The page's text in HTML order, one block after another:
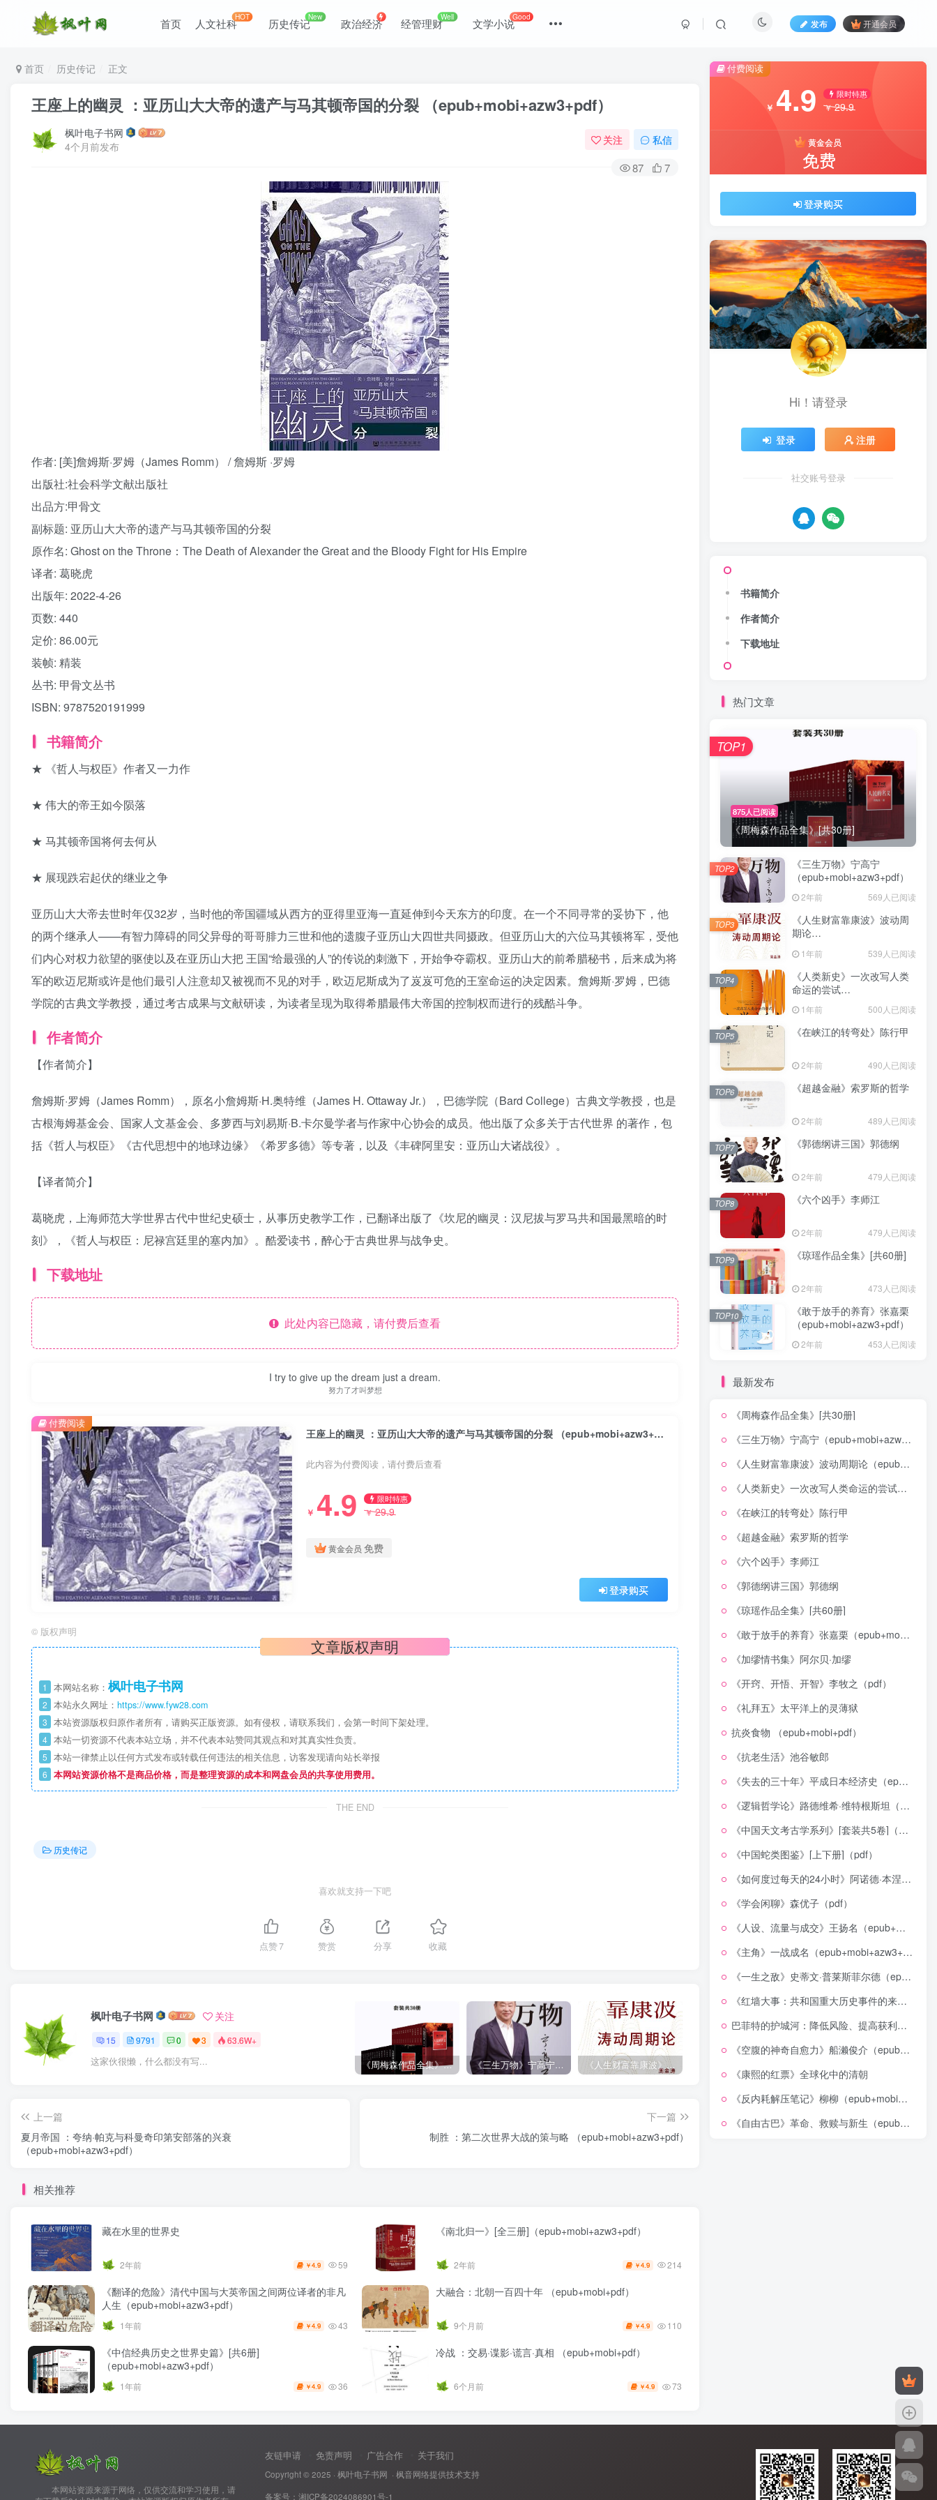
首页 人文社科HOT 历史传记New 政治经济 经管理财Well 文学小说Good
发布 开通会员
首页 历史传记 正文
王座上的幽灵 ：亚历山大大帝的遗产与马其顿帝国的分裂 （epub+mobi+azw3+pdf）
枫叶电子书网
4个月前发布
关注 私信
87 7
作者: [美]詹姆斯·罗姆（James Romm） / 詹姆斯 ·罗姆
出版社:社会科学文献出版社
出品方:甲骨文
副标题: 亚历山大大帝的遗产与马其顿帝国的分裂
原作名: Ghost on the Throne：The Death of Alexander the Great and the Bloody Fight for His Empire
译者: 葛晓虎
出版年: 2022-4-26
页数: 440
定价: 86.00元
装帧: 精装
丛书: 甲骨文丛书
ISBN: 9787520191999
书籍简介
★ 《哲人与权臣》作者又一力作
★ 伟大的帝王如今陨落
★ 马其顿帝国将何去何从
★ 展现跌宕起伏的继业之争
亚历山大大帝去世时年仅32岁，当时他的帝国疆域从西方的亚得里亚海一直延伸到今天东方的印度。在一个不同寻常的妥协下，他
的两个继承人——有智力障碍的同父异母的哥哥腓力三世和他的遗腹子亚历山大四世共同摄政。但亚历山大的六位马其顿将军，受他
们内心对权力欲望的驱使以及在亚历山大把 王国“给最强的人”的传说的刺激下，开始争夺霸权。亚历山大的前希腊秘书，后来成为将
军的欧迈尼斯或许是他们最引人注意却又被视而不见的对手，欧迈尼斯成为了岌岌可危的王室命运的决定因素。詹姆斯·罗姆，巴德
学院的古典文学教授，通过考古成果与文献研读，为读者呈现为取得希腊最伟大帝国的控制权而进行的残酷斗争。
作者简介
【作者简介】
詹姆斯·罗姆（James Romm），原名小詹姆斯·H.奥特维（James H. Ottaway Jr.），巴德学院（Bard College）古典文学教授，也是
古根海姆基金会、国家人文基金会、多萝西与刘易斯·B.卡尔曼学者与作家中心协会的成员。他出版了众多关于古代世界 的著作，包
括《哲人与权臣》《古代思想中的地球边缘》《希罗多德》等专著，以及《丰碑阿里安：亚历山大诸战役》。
【译者简介】
葛晓虎，上海师范大学世界古代中世纪史硕士，从事历史教学工作，已翻译出版了《坎尼的幽灵：汉尼拔与罗马共和国最黑暗的时
刻》，《哲人与权臣：尼禄宫廷里的塞内加》。酷爱读书，醉心于古典世界与战争史。
下载地址
此处内容已隐藏，请付费后查看
I try to give up the dream just a dream.
努力了才叫梦想
王座上的幽灵 ：亚历山大大帝的遗产与马其顿帝国的分裂 （epub+mobi+azw3+pdf）
此内容为付费阅读，请付费后查看
￥ 4.9 限时特惠
￥29.9
黄金会员 免费
登录购买
付费阅读
© 版权声明
文章版权声明
1 本网站名称： 枫叶电子书网
2 本站永久网址： https://www.fyw28.com
3 本站资源版权归原作者所有，请购买正版资源。如有侵权，请联系我们，会第一时间下架处理。
4 本站一切资源不代表本站立场，并不代表本站赞同其观点和对其真实性负责。
5 本站一律禁止以任何方式发布或转载任何违法的相关信息，访客发现请向站长举报
6 本网站资源价格不是商品价格，而是整理资源的成本和网盘会员的共享使用费用。
THE END
历史传记
喜欢就支持一下吧
点赞7 赞赏 分享 收藏
枫叶电子书网 关注
15 9791 0 3 63.6W+
这家伙很懒，什么都没有写... 《周梅森作品全集》[共30册] 《三生万物》宁高宁（epub+mobi+azw3+pdf） 《人生财富靠康波》波动周期论（epub+mobi+azw3+pdf）
上一篇
夏月帝国 ：夸纳·帕克与科曼奇印第安部落的兴衰
（epub+mobi+azw3+pdf）
下一篇
制胜 ：第二次世界大战的策与略 （epub+mobi+azw3+pdf）
相关推荐
藏在水里的世界史
2年前 ￥4.9 59
《南北归一》[全三册]（epub+mobi+azw3+pdf）
2年前 ￥4.9 214
《翻译的危险》清代中国与大英帝国之间两位译者的非凡
人生（epub+mobi+azw3+pdf）
1年前 ￥4.9 43
大融合：北朝一百四十年 （epub+mobi+pdf）
9个月前 ￥4.9 110
《中信经典历史之世界史篇》[共6册]
（epub+mobi+azw3+pdf）
1年前 ￥4.9 36
冷战 ：交易·谍影·谎言·真相 （epub+mobi+pdf）
6个月前 ￥4.9 73
付费阅读
￥ 4.9 限时特惠
￥29.9
黄金会员
免费
登录购买
Hi！请登录
登录 注册
社交账号登录
书籍简介
作者简介
下载地址
热门文章
875人已阅读
《周梅森作品全集》[共30册]
TOP1
《三生万物》宁高宁
（epub+mobi+azw3+pdf）
2年前 569人已阅读
TOP2
《人生财富靠康波》波动周
期论
1年前 539人已阅读
TOP3
《人类新史》一次改写人类
命运的尝试
1年前 500人已阅读
TOP4
《在峡江的转弯处》陈行甲
2年前 490人已阅读
TOP5
《超越金融》索罗斯的哲学
2年前 489人已阅读
TOP6
《郭德纲讲三国》郭德纲
2年前 479人已阅读
TOP7
《六个凶手》李师江
2年前 479人已阅读
TOP8
《琼瑶作品全集》[共60册]
2年前 473人已阅读
TOP9
《敢于放手的养育》张嘉栗
（epub+mobi+azw3+pdf）
2年前 453人已阅读
TOP10
最新发布
《周梅森作品全集》[共30册]
《三生万物》宁高宁（epub+mobi+azw3+pdf）
《人生财富靠康波》波动周期论（epub+mobi+azw3+pdf）
《人类新史》一次改写人类命运的尝试（epub+mobi+azw3+pdf）
《在峡江的转弯处》陈行甲
《超越金融》索罗斯的哲学
《六个凶手》李师江
《郭德纲讲三国》郭德纲
《琼瑶作品全集》[共60册]
《敢于放手的养育》张嘉栗（epub+mobi+azw3+pdf）
《加缪情书集》阿尔贝·加缪
《开窍、开悟、开智》李牧之（pdf）
《礼拜五》太平洋上的灵薄狱
抗炎食物 （epub+mobi+pdf）
《抗老生活》池谷敏郎
《失去的三十年》平成日本经济史（epub+mobi+azw3+pdf）
《逻辑哲学论》路德维希·维特根斯坦（epub+mobi+azw3+pdf）
《中国天文考古学系列》[套装共5卷]（epub+mobi+azw3+pdf）
《中国蛇类图鉴》[上下册]（pdf）
《如何度过每天的24小时》阿诺德·本涅特（epub+mobi+azw3+pdf）
《学会闲聊》森优子（pdf）
《人设、流量与成交》王扬名（epub+mobi+azw3+pdf）
《主角》一战成名（epub+mobi+azw3+pdf）
《一生之敌》史蒂文·普莱斯菲尔德（epub+mobi+azw3+pdf）
《红墙大事：共和国重大历史事件的来龙去脉》（全二册）（pdf）
巴菲特的护城河：降低风险、提高获利的股市真规则(epub+azw3+mobi)
《空腹的神奇自愈力》船濑俊介（epub+mobi+azw3+pdf）
《康熙的红票》全球化中的清朝
《反内耗解压笔记》柳柳（epub+mobi+azw3+pdf）
《自由古巴》革命、救赎与新生（epub+mobi+azw3+pdf）
‌ ‌ ‌ ‌ ‌ ‌ ‌ ‌本网站资源来源于网络，仅供交流和学习使用，请
友链申请 免责声明 广告合作 关于我们
Copyright © 2025 · 枫叶电子书网 · 枫音网络提供技术支持
备案号： 湘ICP备2024086901号-1
登录
没有账号？立即注册
用户名/手机号/邮箱
登录密码
记住登录